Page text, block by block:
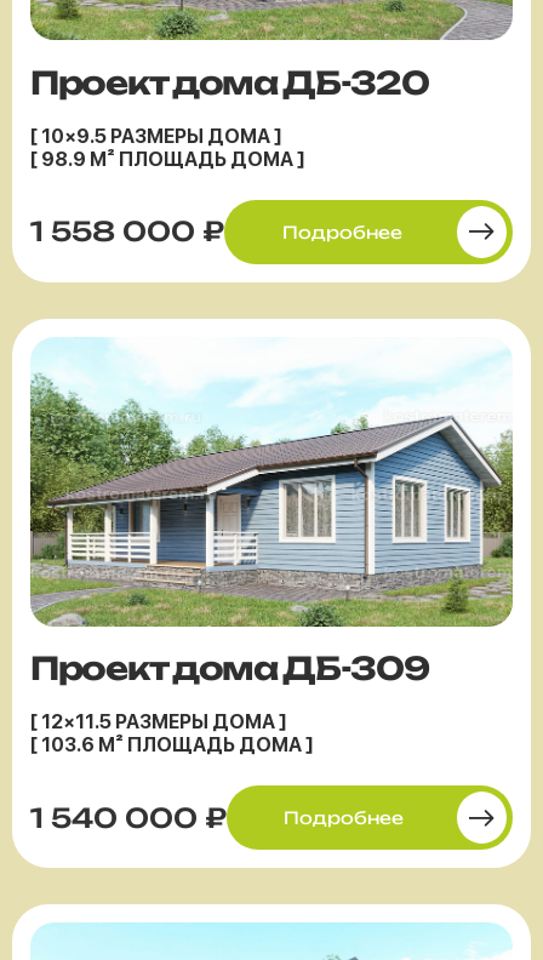
Проект дома ДБ-320
[ 10×9.5 РАЗМЕРЫ ДОМА ]
[ 98.9 М² ПЛОЩАДЬ ДОМА ]
1 558 000 ₽ Подробнее
Проект дома ДБ-309
[ 12×11.5 РАЗМЕРЫ ДОМА ]
[ 103.6 М² ПЛОЩАДЬ ДОМА ]
1 540 000 ₽ Подробнее